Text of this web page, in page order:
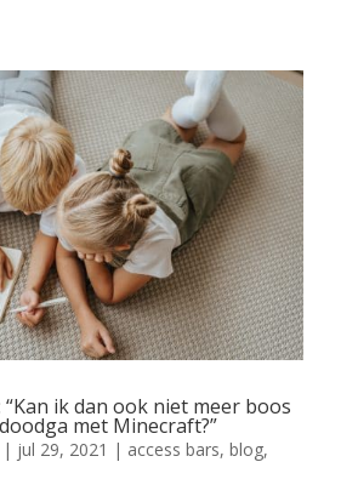
ik dan ook niet meer boos
met Minecraft?”
| jul 29, 2021 | access bars, blog,